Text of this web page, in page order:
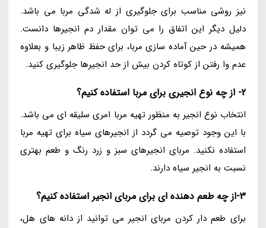
نیز روشی مناسب برای جلوگیری از له شدگی مربا می باشد.
دلیل دیگر این اتفاق را می توان مقدار دم انجیرها دانست.
همیشه در حین آماده سازی مربا، برای حفظ ظاهر زیبا و بعلاوه
عدم وا رفتن از کوتاه کردن بیش از حد انجیرها جلوگیری کنید.
2- از چه نوع انجیری برای مربا استفاده کنیم؟
انتخاب نوع انجیر به منظور تهیه مربا امری سلیقه ای می باشد.
با این وجود توصیه می گردد از انجیرهای سیاه برای تهیه مربا
استفاده نکنید. مربای انجیرهای سبز و زرد رنگ و طعم بهتری
نسبت به انجیر سیاه دارند.
3-از چه طعم دهنده ای برای مربای انجیر استفاده کنیم؟
برای طعم دار کردن مربای انجیر می توانید از دانه های هل،